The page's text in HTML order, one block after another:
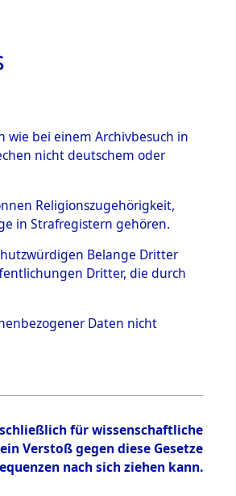
wie bei einem Archivbesuch in
nicht deutschem oder
Religionszugehörigkeit,
in Strafregistern gehören.
Belange Dritter
Dritter, die durch
Daten nicht
für wissenschaftliche
Verstoß gegen diese Gesetze
nach sich ziehen kann.